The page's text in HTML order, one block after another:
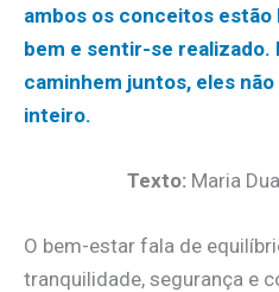
ambos os conceitos estão
bem e sentir-se realizado.
caminhem juntos, eles
inteiro.
Texto: Maria
O bem-estar fala de
tranquilidade, segurança e